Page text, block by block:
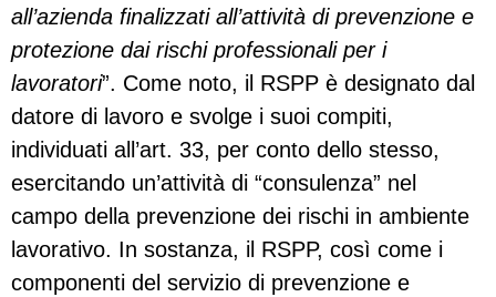
all’azienda finalizzati all’attività di prevenzione e
protezione dai rischi professionali per i
lavoratori”. Come noto, il RSPP è designato dal
datore di lavoro e svolge i suoi compiti,
individuati all’art. 33, per conto dello stesso,
esercitando un’attività di “consulenza” nel
campo della prevenzione dei rischi in ambiente
lavorativo. In sostanza, il RSPP, così come i
componenti del servizio di prevenzione e